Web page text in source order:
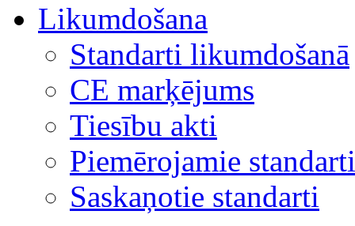
Likumdošana
Standarti likumdošanā
CE marķējums
Tiesību akti
Piemērojamie standarti
Saskaņotie standarti